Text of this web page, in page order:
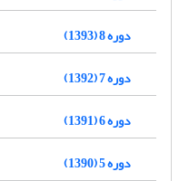
دوره 8 (1393)
دوره 7 (1392)
دوره 6 (1391)
دوره 5 (1390)